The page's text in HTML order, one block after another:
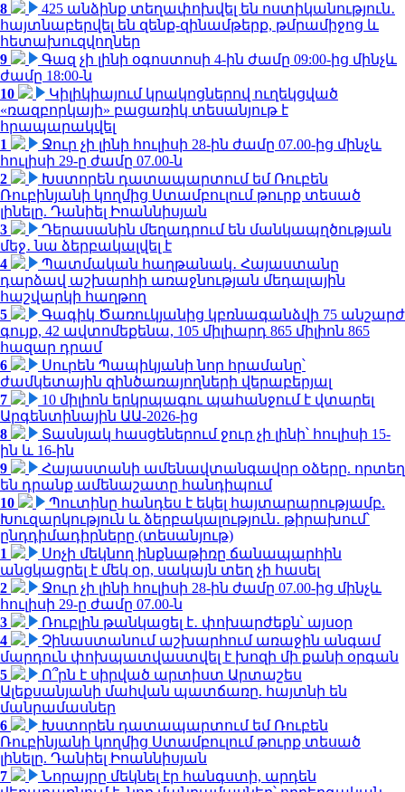
8
425 անձինք տեղափոխվել են ոստիկանություն․
հայտնաբերվել են զենք-զինամթերք, թմրամիջոց և
հետախուզվողներ
9
Գազ չի լինի օգոստոսի 4-ին ժամը 09:00-ից մինչև
ժամը 18:00-ն
10
Կիլիկիայում կրակոցներով ուղեկցված
«ռազբորկայի» բացառիկ տեսանյութ է
հրապարակվել
1
Ջուր չի լինի հուլիսի 28-ին ժամը 07.00-ից մինչև
հուլիսի 29-ը ժամը 07.00-ն
2
Խստորեն դատապարտում եմ Ռուբեն
Ռուբինյանի կողմից Ստամբուլում թուրք տեսած
լինելը. Դանիել Իոաննիսյան
3
Դերասանին մեղադրում են մանկապղծության
մեջ․ նա ձերբակալվել է
4
Պատմական հաղթանակ․ Հայաստանը
դարձավ աշխարհի առաջնության մեդալային
հաշվարկի հաղթող
5
Գագիկ Ծառուկյանից կբռնագանձվի 75 անշարժ
գույք, 42 ավտոմեքենա, 105 միլիարդ 865 միլիոն 865
հազար դրամ
6
Սուրեն Պապիկյանի նոր հրամանը՝
ժամկետային զինծառայողների վերաբերյալ
7
10 միլիոն երկրպագու պահանջում է վտարել
Արգենտինային ԱԱ-2026-ից
8
Տասնյակ հասցեներում ջուր չի լինի՝ հուլիսի 15-
ին և 16-ին
9
Հայաստանի ամենավտանգավոր օձերը. որտեղ
են դրանք ամենաշատը հանդիպում
10
Պուտինը հանդես է եկել հայտարարությամբ.
Խուզարկություն և ձերբակալություն․ թիրախում՝
ընդդիմադիրները (տեսանյութ)
1
Սոչի մեկնող ինքնաթիռը ճանապարհին
անցկացրել է մեկ օր, սակայն տեղ չի հասել
2
Ջուր չի լինի հուլիսի 28-ին ժամը 07.00-ից մինչև
հուլիսի 29-ը ժամը 07.00-ն
3
Ռուբլին թանկացել է․ փոխարժեքն՝ այսօր
4
Չինաստանում աշխարհում առաջին անգամ
մարդուն փոխպատվաստվել է խոզի մի քանի օրգան
5
Ո՞րն է սիրված արտիստ Արտաշես
Ալեքսանյանի մահվան պատճառը. հայտնի են
մանրամասներ
6
Խստորեն դատապարտում եմ Ռուբեն
Ռուբինյանի կողմից Ստամբուլում թուրք տեսած
լինելը. Դանիել Իոաննիսյան
7
Նորայրը մեկնել էր հանգստի, արդեն